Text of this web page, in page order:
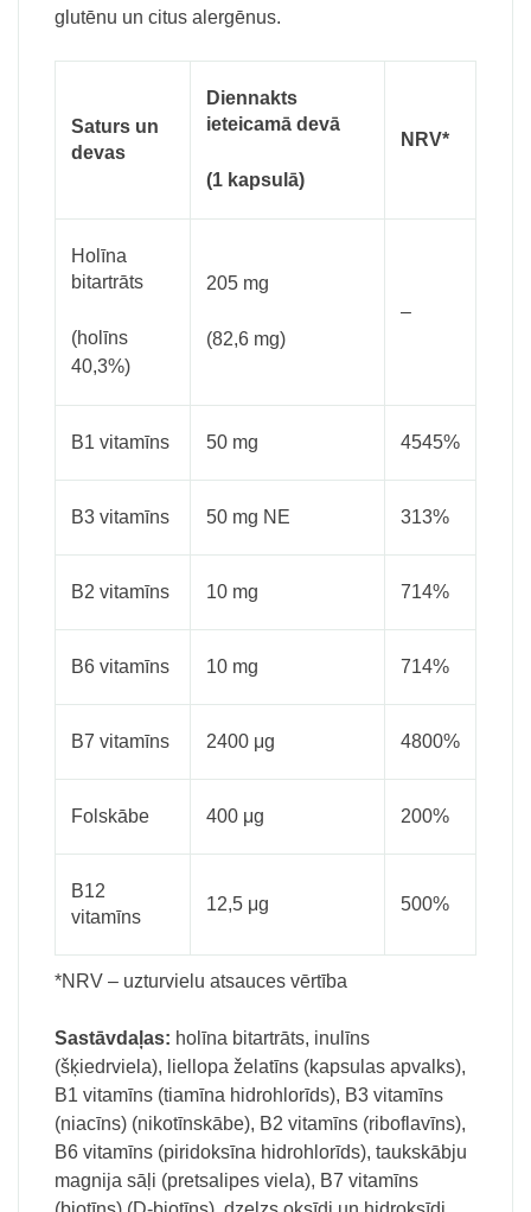
glutēnu un citus alergēnus.
Saturs un
devas
Diennakts
ieteicamā devā
(1 kapsulā)
NRV*
Holīna
bitartrāts
(holīns
40,3%)
205 mg
(82,6 mg)
–
B1 vitamīns 50 mg 4545%
B3 vitamīns 50 mg NE 313%
B2 vitamīns 10 mg 714%
B6 vitamīns 10 mg 714%
B7 vitamīns 2400 μg 4800%
Folskābe 400 μg 200%
B12
vitamīns
12,5 μg 500%
*NRV – uzturvielu atsauces vērtība
Sastāvdaļas: holīna bitartrāts, inulīns
(šķiedrviela), liellopa želatīns (kapsulas apvalks),
B1 vitamīns (tiamīna hidrohlorīds), B3 vitamīns
(niacīns) (nikotīnskābe), B2 vitamīns (riboflavīns),
B6 vitamīns (piridoksīna hidrohlorīds), taukskābju
magnija sāļi (pretsalipes viela), B7 vitamīns